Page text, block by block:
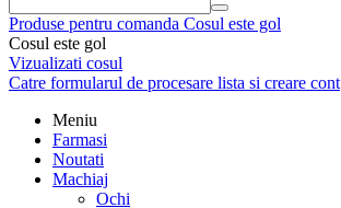
Produse pentru comanda Cosul este gol
Cosul este gol
Vizualizati cosul
Catre formularul de procesare lista si creare cont
Meniu
Farmasi
Noutati
Machiaj
Ochi